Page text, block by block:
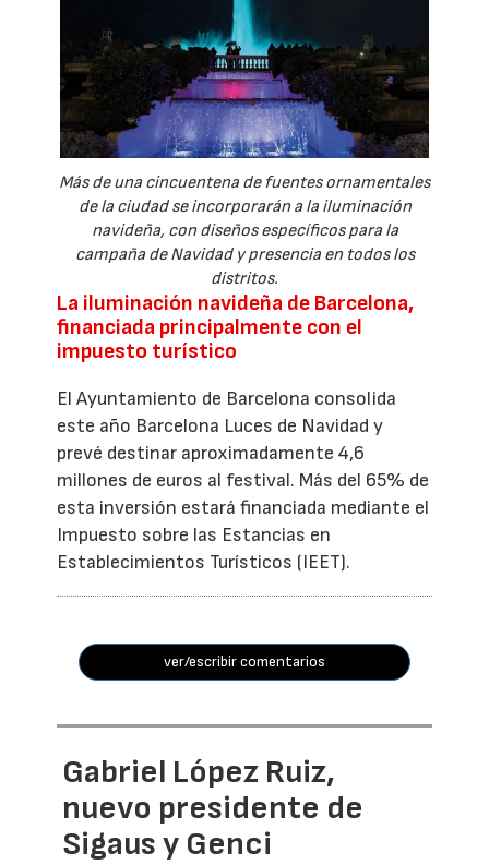
Más de una cincuentena de fuentes ornamentales
de la ciudad se incorporarán a la iluminación
navideña, con diseños específicos para la
campaña de Navidad y presencia en todos los
distritos.
La iluminación navideña de Barcelona,
financiada principalmente con el
impuesto turístico
El Ayuntamiento de Barcelona consolida
este año Barcelona Luces de Navidad y
prevé destinar aproximadamente 4,6
millones de euros al festival. Más del 65% de
esta inversión estará financiada mediante el
Impuesto sobre las Estancias en
Establecimientos Turísticos (IEET).
ver/escribir comentarios
Gabriel López Ruiz,
nuevo presidente de
Sigaus y Genci